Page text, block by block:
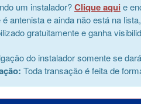
um instalador?Clique aqui e
antenista e ainda não está na lista,
gratuitamente e ganha
do instalador somente se
Toda transação é feita de